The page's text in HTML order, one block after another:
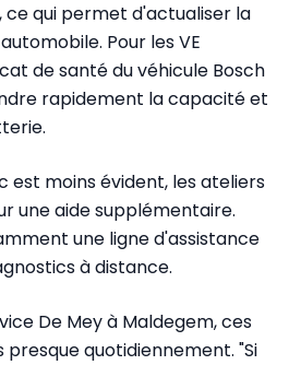
qui permet d'actualiser la
Pour les VE
de santé du véhicule Bosch
rapidement la capacité et
est moins évident, les ateliers
une aide supplémentaire.
une ligne d'assistance
à distance.
De Mey à Maldegem, ces
presque quotidiennement. "Si